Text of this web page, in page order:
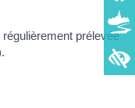
prélevée